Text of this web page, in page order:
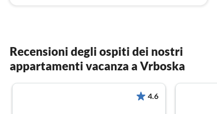
Recensioni degli ospiti dei nostri
appartamenti vacanza a Vrboska
4.6